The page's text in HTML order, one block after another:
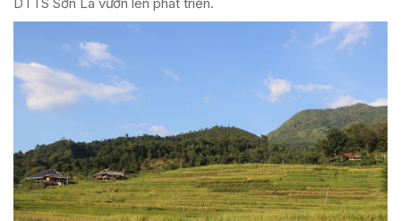
DTTS Sơn La vươn lên phát triển.